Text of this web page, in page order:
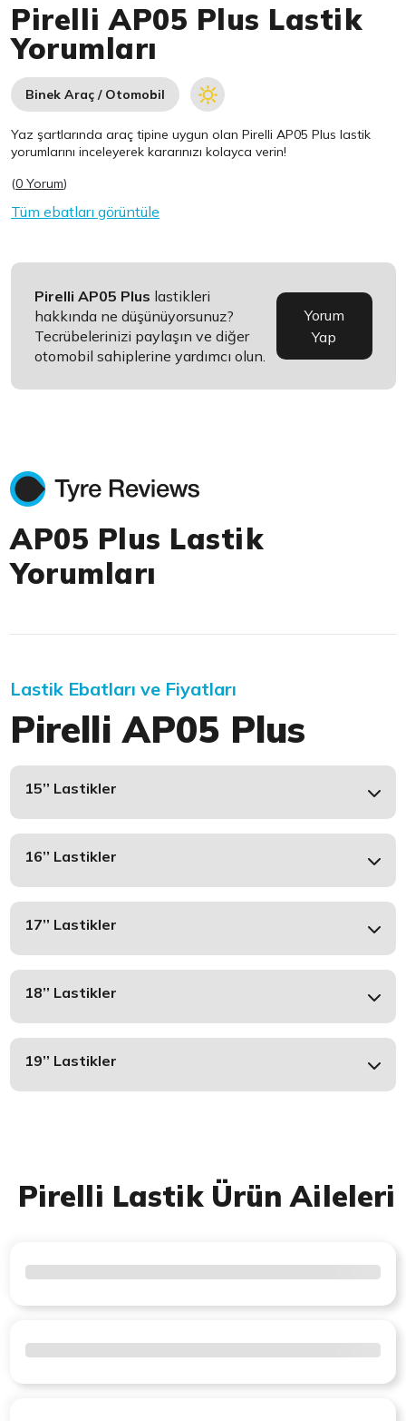
Pirelli AP05 Plus Lastik
Yorumları
Binek Araç / Otomobil
Yaz şartlarında araç tipine uygun olanPirelli AP05 Plus lastik
yorumlarını inceleyerek kararınızı kolayca verin!
(0 Yorum)
Tüm ebatları görüntüle
Pirelli AP05 Plus lastikleri
hakkında ne düşünüyorsunuz?
Tecrübelerinizi paylaşın ve diğer
otomobil sahiplerine yardımcı olun.
Yorum
Yap
AP05 Plus Lastik
Yorumları
Lastik Ebatları ve Fiyatları
Pirelli AP05 Plus
15’’ Lastikler
16’’ Lastikler
17’’ Lastikler
18’’ Lastikler
19’’ Lastikler
Pirelli Lastik Ürün Aileleri